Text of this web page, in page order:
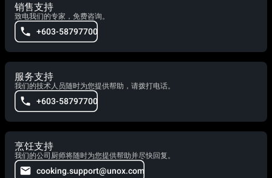
销售支持
致电我们的专家，免费咨询。
+603-58797700
服务支持
我们的技术人员随时为您提供帮助，请拨打电话。
+603-58797700
烹饪支持
我们的公司厨师将随时为您提供帮助并尽快回复。
cooking.support@unox.com